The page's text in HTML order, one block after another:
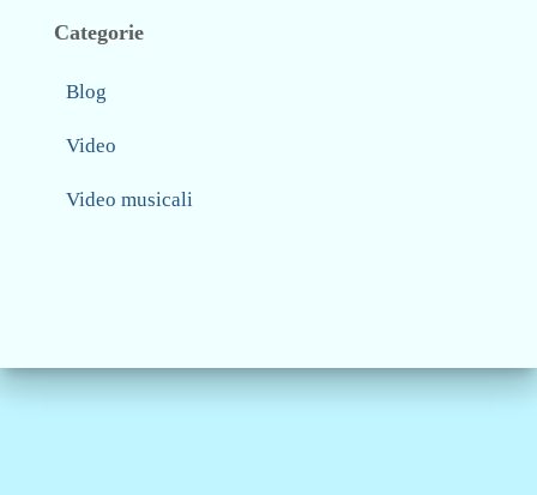
Categorie
Blog
Video
Video musicali